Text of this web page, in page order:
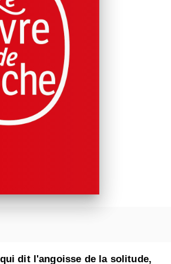
dit l'angoisse de la solitude,